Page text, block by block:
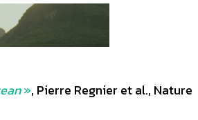
», Pierre Regnier et al., Nature